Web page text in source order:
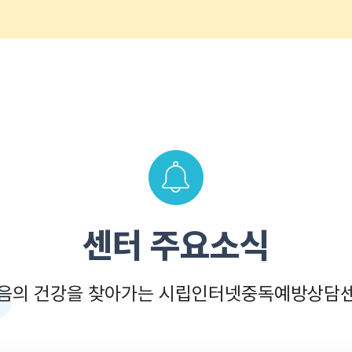
센터 주요소식
의 건강을 찾아가는 시립인터넷중독예방상담